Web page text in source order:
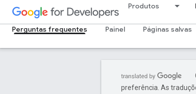
Produtos
Perguntas frequentes
Painel Páginas salvas
preferência. As